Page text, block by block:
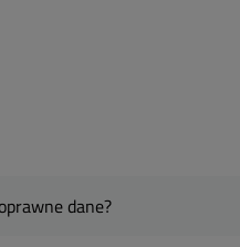
dane?